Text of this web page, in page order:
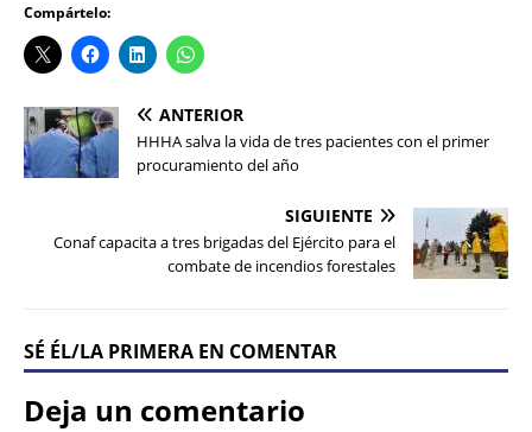
Compártelo:
ANTERIOR
HHHA salva la vida de tres pacientes con el primer
procuramiento del año
SIGUIENTE
Conaf capacita a tres brigadas del Ejército para el
combate de incendios forestales
SÉ ÉL/LA PRIMERA EN COMENTAR
Deja un comentario